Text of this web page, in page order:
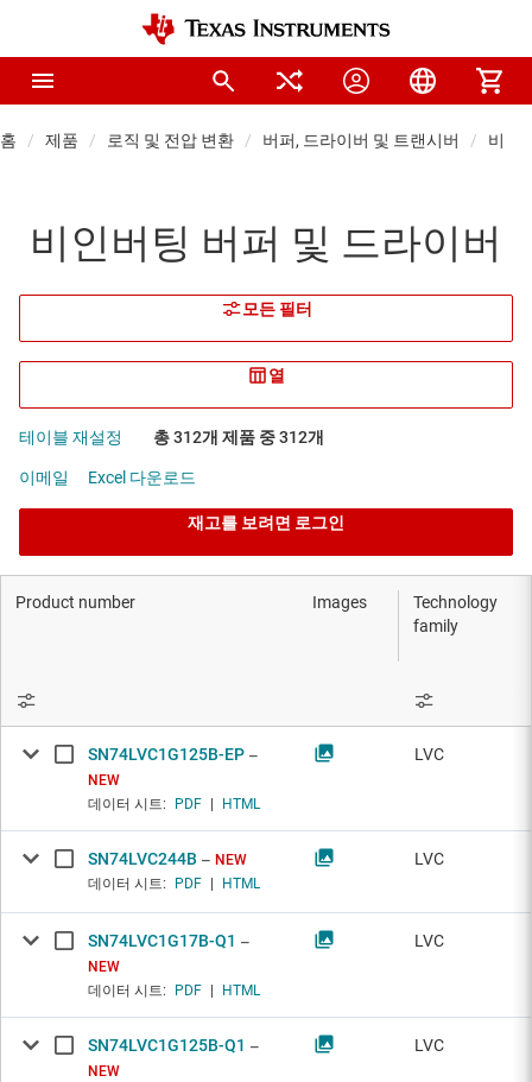
홈 제품 로직 및 전압 변환 버퍼, 드라이버 및 트랜시버 비인
비인버팅 버퍼 및 드라이버
모든 필터
열
테이블 재설정 총 312개 제품 중 312개
이메일 Excel 다운로드
재고를 보려면 로그인
Technology
family
Product number Images
SN74LVC1G125B-EP
NEW
데이터 시트:
PDF HTML
LVC
SN74LVC244B
NEW
데이터 시트:
PDF HTML
LVC
SN74LVC1G17B-Q1
NEW
데이터 시트:
PDF HTML
LVC
SN74LVC1G125B-Q1
NEW
LVC